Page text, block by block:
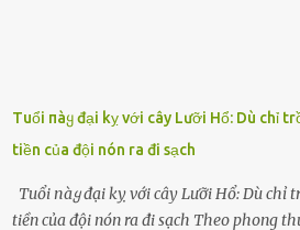
Tuổi пàყ đại kỵ với cây Lưỡi Hổ: Dù chỉ
tiền của đội nón ra đi sạch
Tuổi пàყ đại kỵ với cây Lưỡi Hổ: Dù chỉ
tiền của đội nón ra đi sạch Theo phong